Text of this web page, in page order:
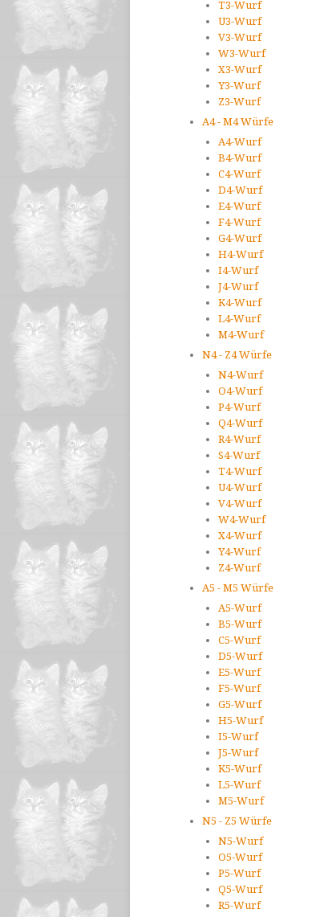
T3-Wurf
U3-Wurf
V3-Wurf
W3-Wurf
X3-Wurf
Y3-Wurf
Z3-Wurf
A4 - M4 Würfe
A4-Wurf
B4-Wurf
C4-Wurf
D4-Wurf
E4-Wurf
F4-Wurf
G4-Wurf
H4-Wurf
I4-Wurf
J4-Wurf
K4-Wurf
L4-Wurf
M4-Wurf
N4 - Z4 Würfe
N4-Wurf
O4-Wurf
P4-Wurf
Q4-Wurf
R4-Wurf
S4-Wurf
T4-Wurf
U4-Wurf
V4-Wurf
W4-Wurf
X4-Wurf
Y4-Wurf
Z4-Wurf
A5 - M5 Würfe
A5-Wurf
B5-Wurf
C5-Wurf
D5-Wurf
E5-Wurf
F5-Wurf
G5-Wurf
H5-Wurf
I5-Wurf
J5-Wurf
K5-Wurf
L5-Wurf
M5-Wurf
N5 - Z5 Würfe
N5-Wurf
O5-Wurf
P5-Wurf
Q5-Wurf
R5-Wurf